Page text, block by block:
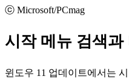
ⓒ Microsoft/PCmag
시작 메뉴 검색
윈도우 11 업데이트에서는